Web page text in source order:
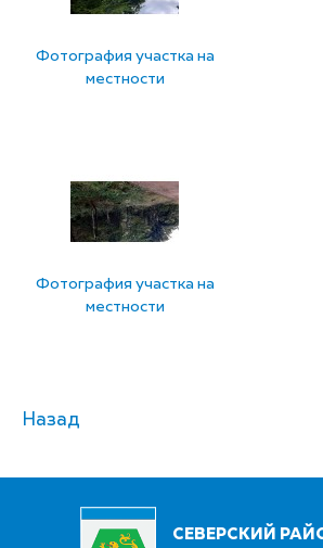
Фотография участка на
местности
Фотография участка на
местности
Назад
СЕВЕРСКИЙ